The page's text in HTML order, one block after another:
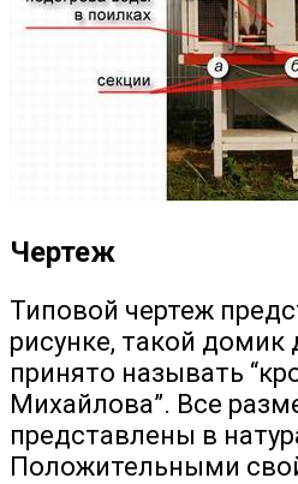
Чертеж
Типовой чертеж
рисунке, такой домик
принято называть
Михайлова”. Все
представлены в
Положительными